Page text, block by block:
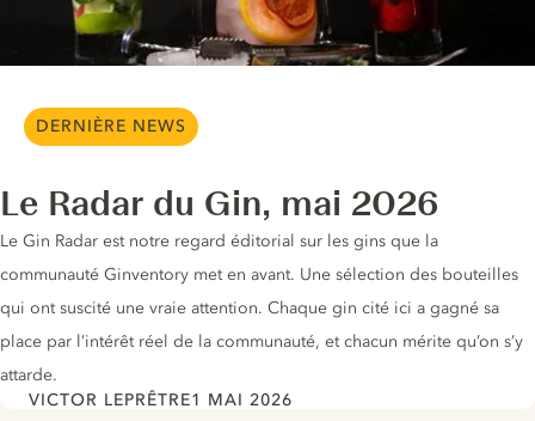
DERNIÈRE NEWS
Le Radar du Gin, mai 2026
Le Gin Radar est notre regard éditorial sur les gins que la
communauté Ginventory met en avant. Une sélection des bouteilles
qui ont suscité une vraie attention. Chaque gin cité ici a gagné sa
place par l’intérêt réel de la communauté, et chacun mérite qu’on s’y
attarde.
VICTOR LEPRÊTRE1 MAI 2026